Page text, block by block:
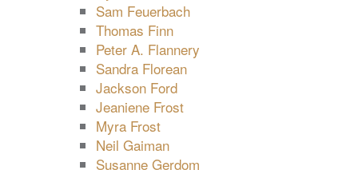
Sam Feuerbach
Thomas Finn
Peter A. Flannery
Sandra Florean
Jackson Ford
Jeaniene Frost
Myra Frost
Neil Gaiman
Susanne Gerdom